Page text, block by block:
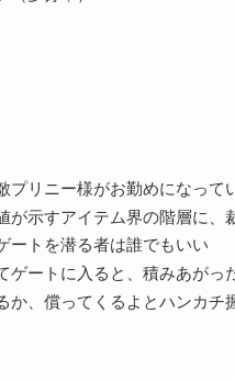
リニー様がお勤めになって
示すアイテム界の階層に、
ートを潜る者は誰でもいい
ートに入ると、積みあが
、償ってくるよとハンカ